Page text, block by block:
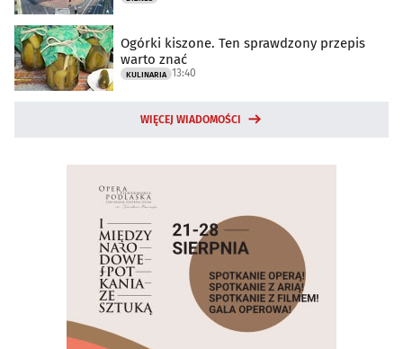
Ogórki kiszone. Ten sprawdzony przepis
warto znać
KULINARIA 13:40
WIĘCEJ WIADOMOŚCI